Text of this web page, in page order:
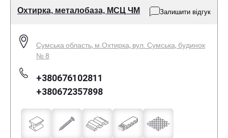
Охтирка, металобаза, МСЦ ЧМ Залишити відгук
Сумська область, м.Охтирка, вул. Сумська, будинок
№ 8
+380676102811
+380672357898